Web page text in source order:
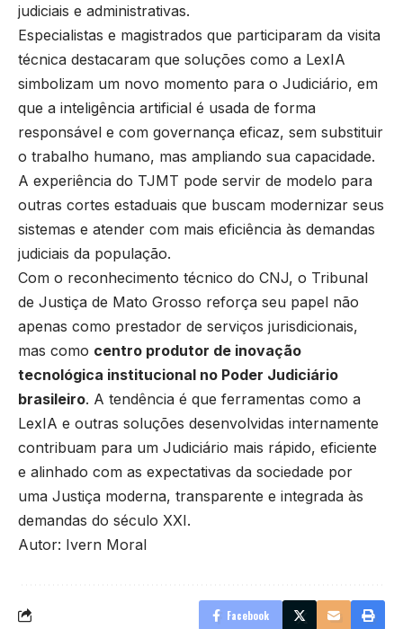
judiciais e administrativas.
Especialistas e magistrados que participaram da visita
técnica destacaram que soluções como a LexIA
simbolizam um novo momento para o Judiciário, em
que a inteligência artificial é usada de forma
responsável e com governança eficaz, sem substituir
o trabalho humano, mas ampliando sua capacidade.
A experiência do TJMT pode servir de modelo para
outras cortes estaduais que buscam modernizar seus
sistemas e atender com mais eficiência às demandas
judiciais da população.
Com o reconhecimento técnico do CNJ, o Tribunal
de Justiça de Mato Grosso reforça seu papel não
apenas como prestador de serviços jurisdicionais,
mas como centro produtor de inovação
tecnológica institucional no Poder Judiciário
brasileiro. A tendência é que ferramentas como a
LexIA e outras soluções desenvolvidas internamente
contribuam para um Judiciário mais rápido, eficiente
e alinhado com as expectativas da sociedade por
uma Justiça moderna, transparente e integrada às
demandas do século XXI.
Autor: Ivern Moral
Facebook